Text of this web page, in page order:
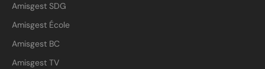
Amisgest SDG
Amisgest École
Amisgest BC
Amisgest TV